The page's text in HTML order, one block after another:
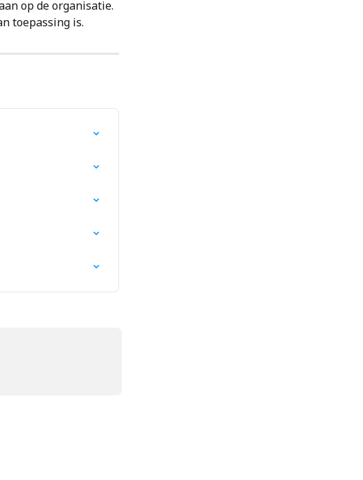
op de organisatie.
toepassing is.